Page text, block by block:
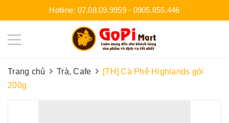
Hotline: 07.08.09.9959- 0905.855.446
Trang chủ Trà, Cafe
[TH] Cà Phê Highlands gói
200g